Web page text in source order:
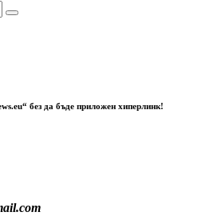
без да бъде приложен хиперлинк!